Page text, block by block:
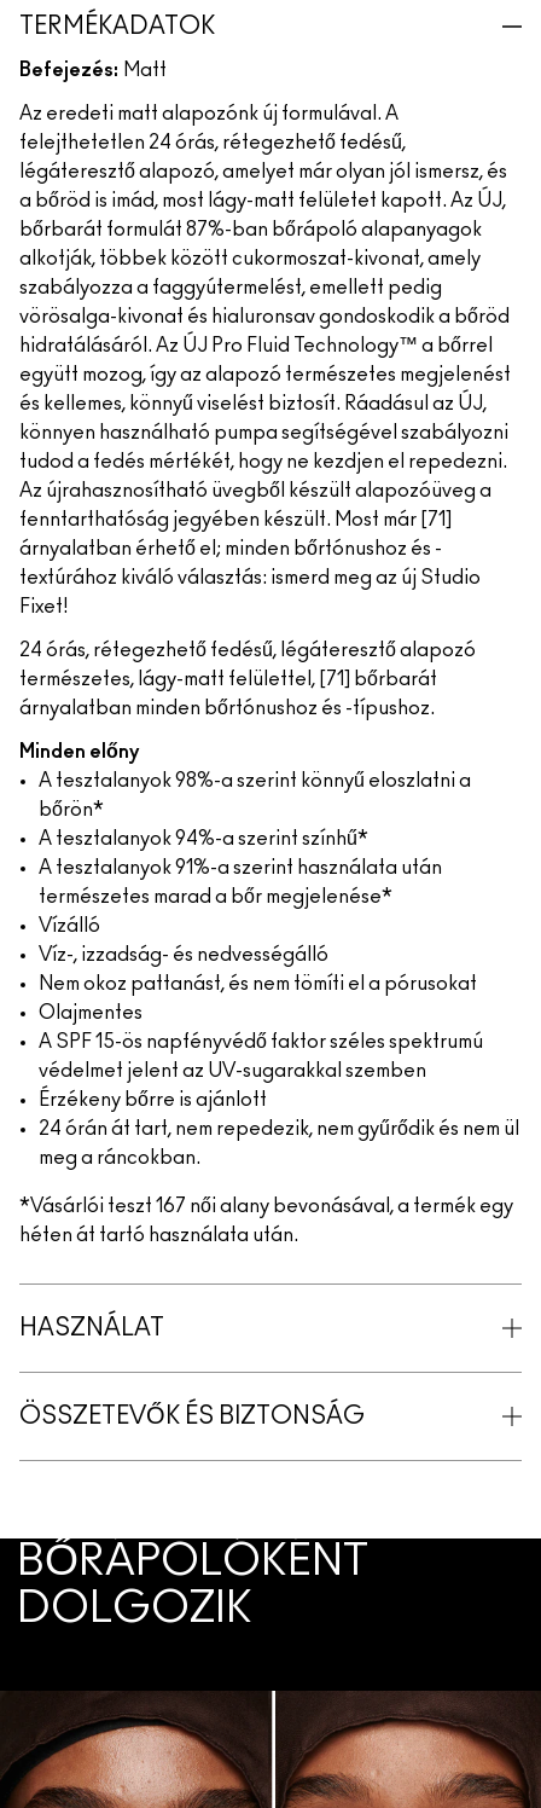
TERMÉKADATOK
Befejezés: Matt
Az eredeti matt alapozónk új formulával. A
felejthetetlen 24 órás, rétegezhető fedésű,
légáteresztő alapozó, amelyet már olyan jól ismersz, és
a bőröd is imád, most lágy-matt felületet kapott. Az ÚJ,
bőrbarát formulát 87%-ban bőrápoló alapanyagok
alkotják, többek között cukormoszat-kivonat, amely
szabályozza a faggyútermelést, emellett pedig
vörösalga-kivonat és hialuronsav gondoskodik a bőröd
hidratálásáról. Az ÚJ Pro Fluid Technology™ a bőrrel
együtt mozog, így az alapozó természetes megjelenést
és kellemes, könnyű viselést biztosít. Ráadásul az ÚJ,
könnyen használható pumpa segítségével szabályozni
tudod a fedés mértékét, hogy ne kezdjen el repedezni.
Az újrahasznosítható üvegből készült alapozóüveg a
fenntarthatóság jegyében készült. Most már [71]
árnyalatban érhető el; minden bőrtónushoz és -
textúrához kiváló választás: ismerd meg az új Studio
Fixet!
24 órás, rétegezhető fedésű, légáteresztő alapozó
természetes, lágy-matt felülettel, [71] bőrbarát
árnyalatban minden bőrtónushoz és -típushoz.
Minden előny
A tesztalanyok 98%-a szerint könnyű eloszlatni a
bőrön*
A tesztalanyok 94%-a szerint színhű*
A tesztalanyok 91%-a szerint használata után
természetes marad a bőr megjelenése*
Vízálló
Víz-, izzadság- és nedvességálló
Nem okoz pattanást, és nem tömíti el a pórusokat
Olajmentes
A SPF 15-ös napfényvédő faktor széles spektrumú
védelmet jelent az UV-sugarakkal szemben
Érzékeny bőrre is ajánlott
24 órán át tart, nem repedezik, nem gyűrődik és nem ül
meg a ráncokban.
*Vásárlói teszt 167 női alany bevonásával, a termék egy
héten át tartó használata után.
HASZNÁLAT
ÖSSZETEVŐK ÉS BIZTONSÁG
BŐRÁPOLÓKÉNT
DOLGOZIK